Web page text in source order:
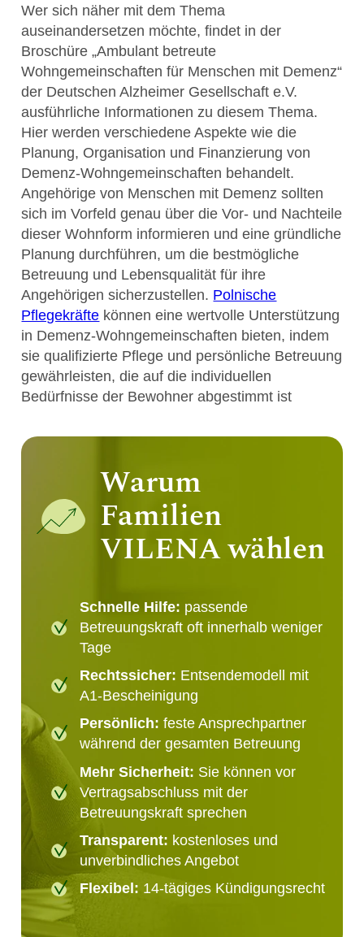
Wer sich näher mit dem Thema
auseinandersetzen möchte, findet in der
Broschüre „Ambulant betreute
Wohngemeinschaften für Menschen mit Demenz“
der Deutschen Alzheimer Gesellschaft e.V.
ausführliche Informationen zu diesem Thema.
Hier werden verschiedene Aspekte wie die
Planung, Organisation und Finanzierung von
Demenz-Wohngemeinschaften behandelt.
Angehörige von Menschen mit Demenz sollten
sich im Vorfeld genau über die Vor- und Nachteile
dieser Wohnform informieren und eine gründliche
Planung durchführen, um die bestmögliche
Betreuung und Lebensqualität für ihre
Angehörigen sicherzustellen. Polnische
Pflegekräfte können eine wertvolle Unterstützung
in Demenz-Wohngemeinschaften bieten, indem
sie qualifizierte Pflege und persönliche Betreuung
gewährleisten, die auf die individuellen
Bedürfnisse der Bewohner abgestimmt ist
Warum
Familien
VILENA wählen
Schnelle Hilfe: passende
Betreuungskraft oft innerhalb weniger
Tage
Rechtssicher: Entsendemodell mit
A1-Bescheinigung
Persönlich: feste Ansprechpartner
während der gesamten Betreuung
Mehr Sicherheit: Sie können vor
Vertragsabschluss mit der
Betreuungskraft sprechen
Transparent: kostenloses und
unverbindliches Angebot
Flexibel: 14-tägiges Kündigungsrecht